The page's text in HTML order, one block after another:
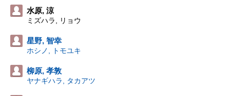
水原, 涼
ミズハラ, リョウ
星野, 智幸
ホシノ, トモユキ
柳原, 孝敦
ヤナギハラ, タカアツ